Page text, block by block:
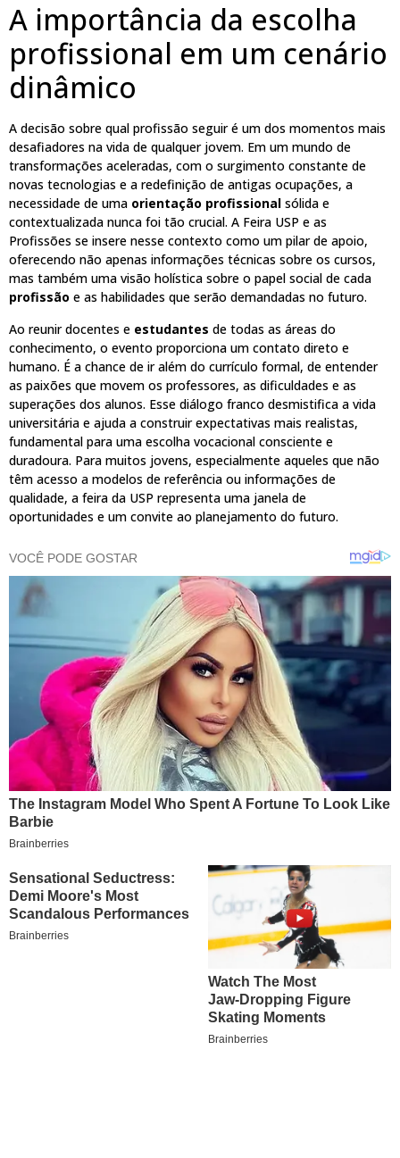
A importância da escolha
profissional em um cenário
dinâmico
A decisão sobre qual profissão seguir é um dos momentos mais
desafiadores na vida de qualquer jovem. Em um mundo de
transformações aceleradas, com o surgimento constante de
novas tecnologias e a redefinição de antigas ocupações, a
necessidade de uma orientação profissional sólida e
contextualizada nunca foi tão crucial. A Feira USP e as
Profissões se insere nesse contexto como um pilar de apoio,
oferecendo não apenas informações técnicas sobre os cursos,
mas também uma visão holística sobre o papel social de cada
profissão e as habilidades que serão demandadas no futuro.
Ao reunir docentes e estudantes de todas as áreas do
conhecimento, o evento proporciona um contato direto e
humano. É a chance de ir além do currículo formal, de entender
as paixões que movem os professores, as dificuldades e as
superações dos alunos. Esse diálogo franco desmistifica a vida
universitária e ajuda a construir expectativas mais realistas,
fundamental para uma escolha vocacional consciente e
duradoura. Para muitos jovens, especialmente aqueles que não
têm acesso a modelos de referência ou informações de
qualidade, a feira da USP representa uma janela de
oportunidades e um convite ao planejamento do futuro.